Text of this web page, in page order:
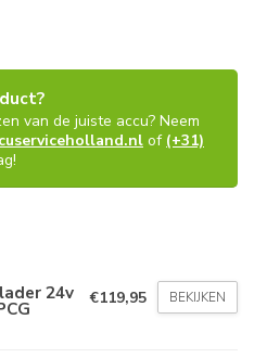
van de juiste accu? Neem
of (+31)
24v €119,95 BEKIJKEN